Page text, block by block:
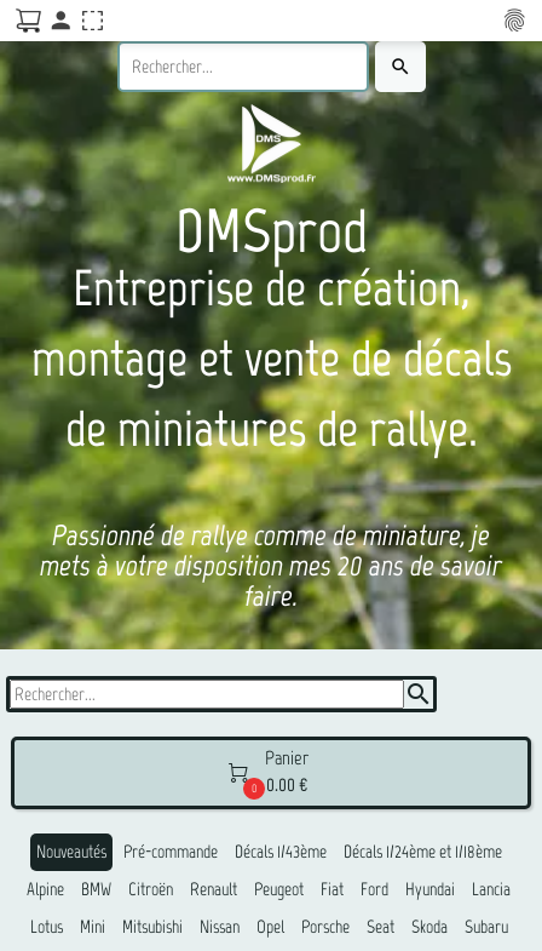
search
DMSprod
Entreprise de création,
montage et vente de décals
de miniatures de rallye.
Passionné de rallye comme de miniature, je
mets à votre disposition mes 20 ans de savoir
faire.
search

0
Panier
0.00 €
Nouveautés Pré-commande Décals 1/43ème
Décals 1/24ème et 1/18ème
Alpine
BMW Citroën Renault Peugeot Fiat Ford Hyundai
Lancia
Lotus
Mini Mitsubishi Nissan Opel Porsche Seat Skoda
Subaru
fingerprint
person